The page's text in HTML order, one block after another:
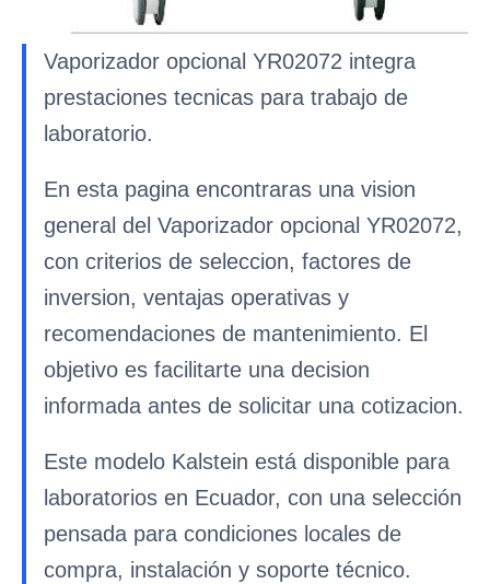
Vaporizador opcional YR02072 integra
prestaciones tecnicas para trabajo de
laboratorio.
En esta pagina encontraras una vision
general del Vaporizador opcional YR02072,
con criterios de seleccion, factores de
inversion, ventajas operativas y
recomendaciones de mantenimiento. El
objetivo es facilitarte una decision
informada antes de solicitar una cotizacion.
Este modelo Kalstein está disponible para
laboratorios en Ecuador, con una selección
pensada para condiciones locales de
compra, instalación y soporte técnico.